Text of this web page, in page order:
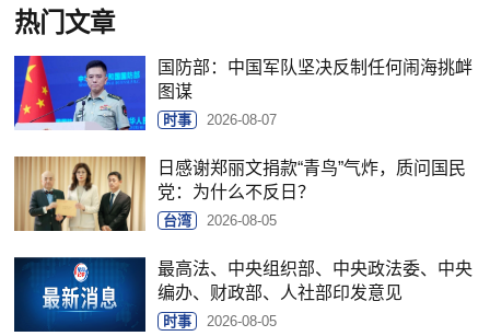
热门文章
国防部：中国军队坚决反制任何闹海挑衅
图谋
时事 2026-08-07
日感谢郑丽文捐款“青鸟”气炸，质问国民
党：为什么不反日？
台湾 2026-08-05
最高法、中央组织部、中央政法委、中央
编办、财政部、人社部印发意见
时事 2026-08-05